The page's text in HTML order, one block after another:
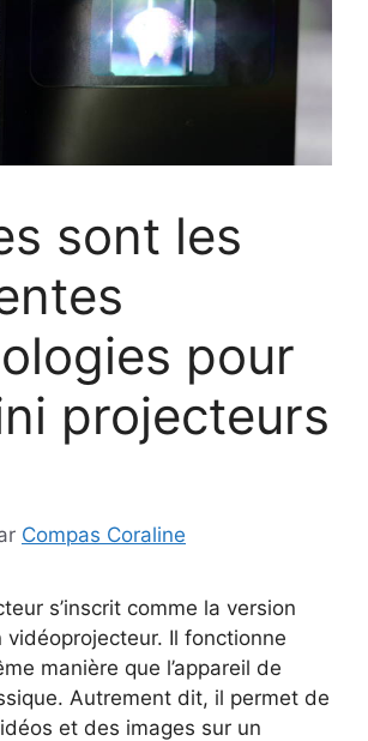
sont les
pour
projecteurs
Compas Coraline
s’inscrit comme la version
vidéoprojecteur. Il fonctionne
manière que l’appareil de
Autrement dit, il permet de
et des images sur un